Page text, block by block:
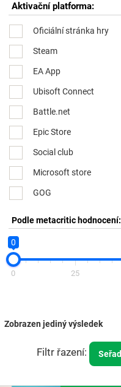
Aktivační platforma:
Oficiální stránka hry
Steam
EA App
Ubisoft Connect
Battle.net
Epic Store
Social club
Microsoft store
GOG
Podle metacritic hodnocení:
0
0 25
Zobrazen jediný výsledek